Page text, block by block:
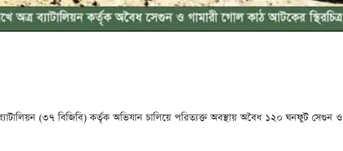
(৩৭ বিজিবি) কর্তৃক অভিযান চালিয়ে পরিত্যক্ত অবস্থায় অবৈধ ১২০ ঘনফুট সেগুন ও